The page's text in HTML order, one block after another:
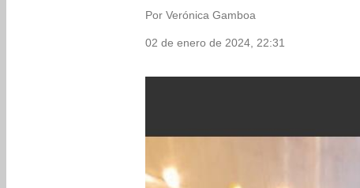
Por Verónica Gamboa
02 de enero de 2024, 22:31